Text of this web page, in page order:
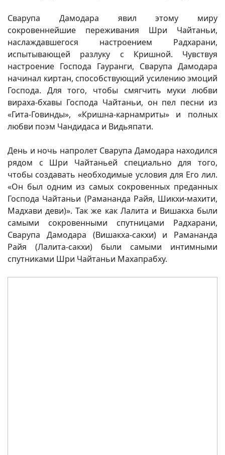
Сварупа Дамодара явил этому миру
сокровеннейшие переживания Шри Чайтаньи,
наслаждавшегося настроением Радхарани,
испытывающей разлуку с Кришной. Чувствуя
настроение Господа Гауранги, Сварупа Дамодара
начинал киртан, способствующий усилению эмоций
Господа. Для того, чтобы смягчить муки любви
вираха-бхавы Господа Чайтаньи, он пел песни из
«Гита-Говинды», «Кришна-карнамриты» и полных
любви поэм Чандидаса и Видьяпати.
День и ночь напролет Сварупа Дамодара находился
рядом с Шри Чайтаньей специально для того,
чтобы создавать необходимые условия для Его лил.
«Он был одним из самых сокровенных преданных
Господа Чайтаньи (Рамананда Райя, Шикхи-махити,
Мадхави деви)». Так же как Лалита и Вишакха были
самыми сокровенными спутницами Радхарани,
Сварупа Дамодара (Вишакха-сакхи) и Рамананда
Райя (Лалита-сакхи) были самыми интимными
спутниками Шри Чайтаньи Махапрабху.